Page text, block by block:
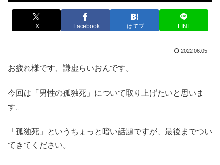
X Facebook はてブ LINE
2022.06.05
お疲れ様です、謙虚らいおんです。
今回は「男性の孤独死」について取り上げたいと思いま
す。
「孤独死」というちょっと暗い話題ですが、最後までつい
てきてください。